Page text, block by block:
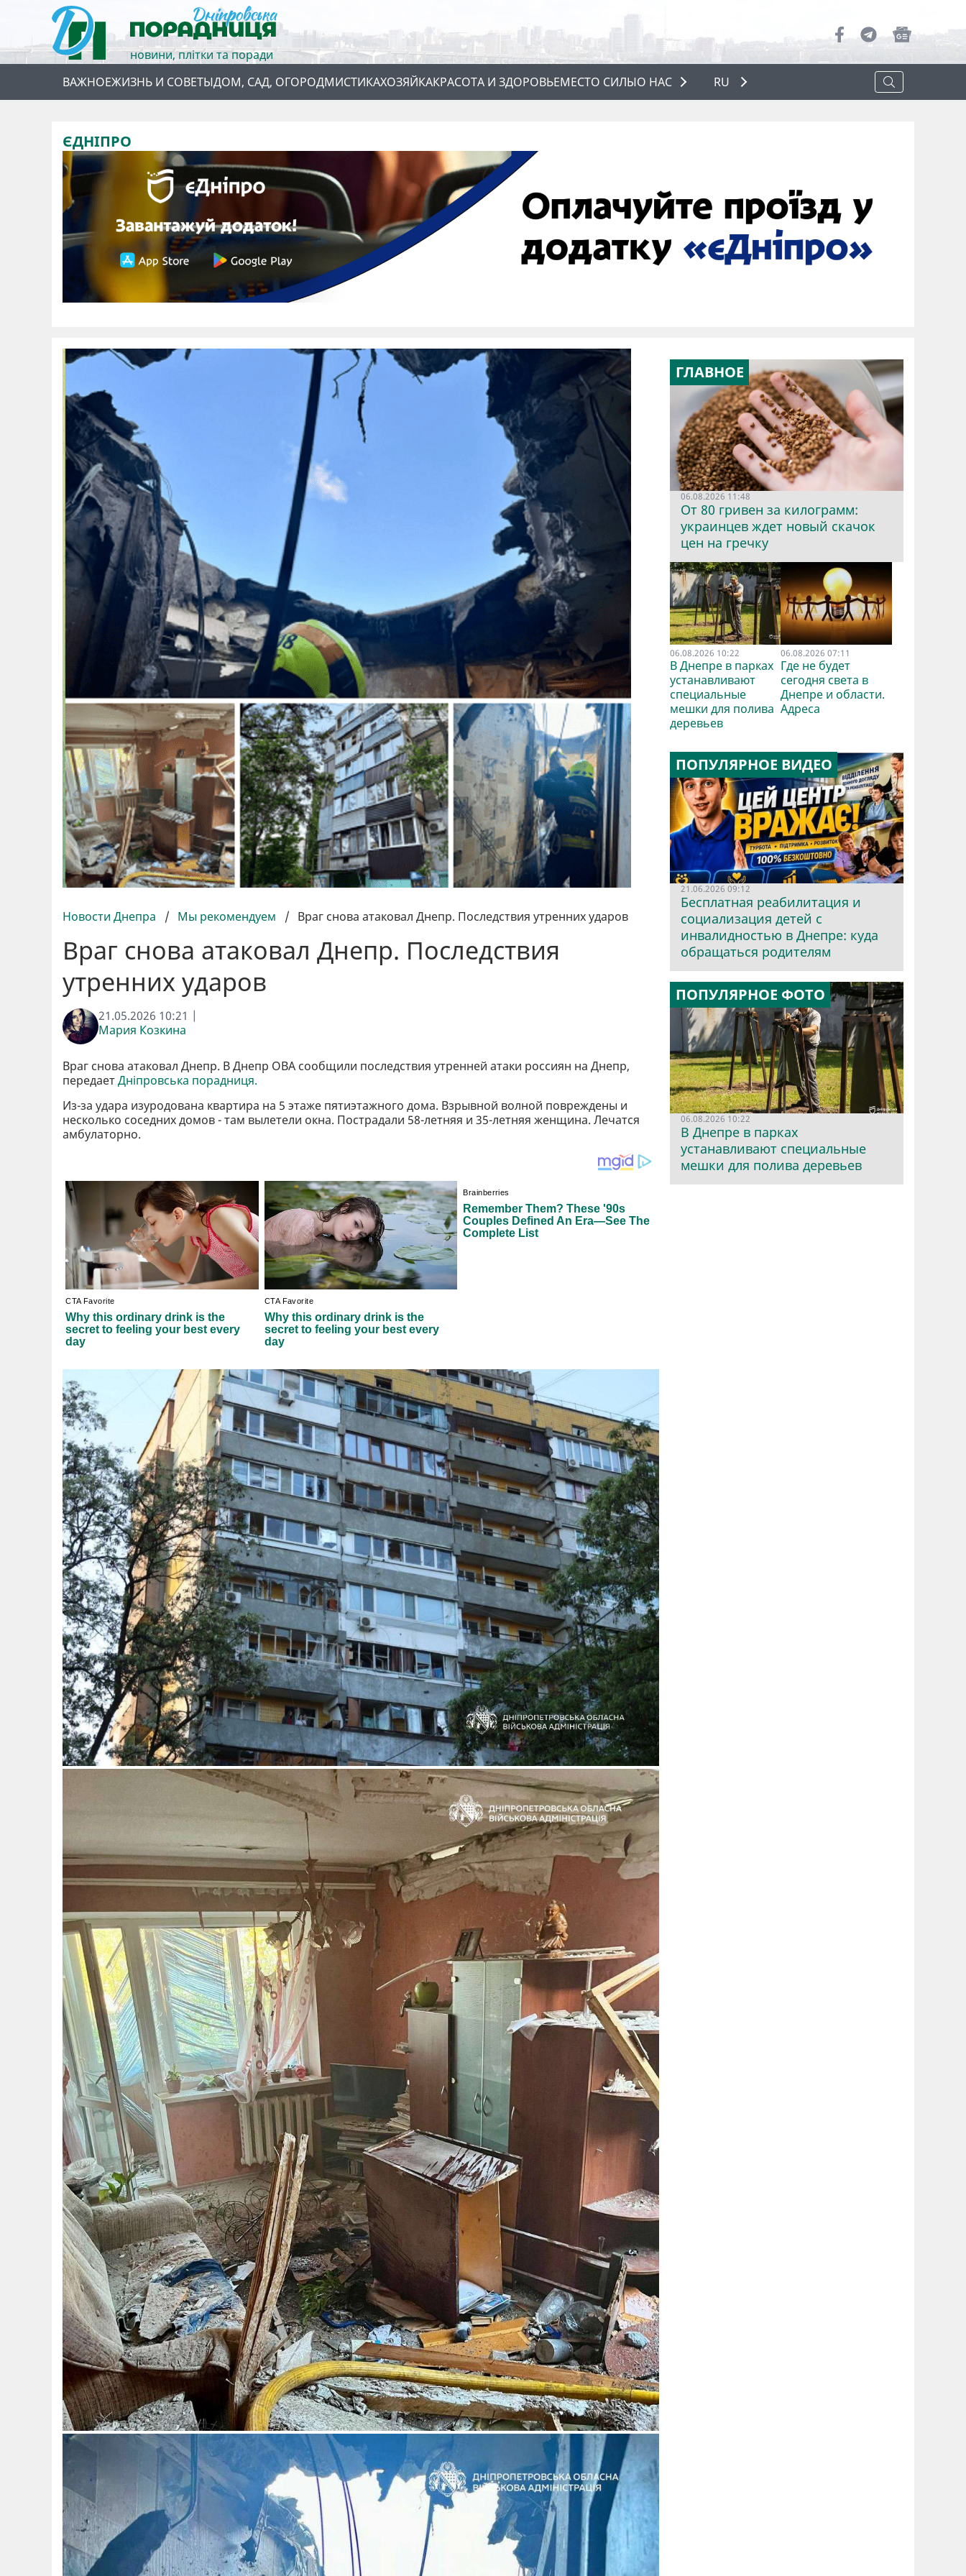
новини, плітки та поради
ВАЖНОЕЖИЗНЬ И СОВЕТЫДОМ, САД, ОГОРОДМИСТИКАХОЗЯЙКАКРАСОТА И ЗДОРОВЬЕМЕСТО СИЛЫО НАС
О НАС
RU
ЄДНІПРО
Новости Днепра / Мы рекомендуем / Враг снова атаковал Днепр. Последствия утренних ударов
Враг снова атаковал Днепр. Последствия
утренних ударов
21.05.2026 10:21 |
Мария Козкина
Враг снова атаковал Днепр. В Днепр ОВА сообщили последствия утренней атаки россиян на Днепр,
передаетДніпровська порадниця.
Из-за удара изуродована квартира на 5 этаже пятиэтажного дома. Взрывной волной повреждены и
несколько соседних домов - там вылетели окна. Пострадали 58-летняя и 35-летняя женщина. Лечатся
амбулаторно.
ГЛАВНОЕ
06.08.2026 11:48
От 80 гривен за килограмм:
украинцев ждет новый скачок
цен на гречку
06.08.2026 10:22
В Днепре в парках
устанавливают
специальные
мешки для полива
деревьев
06.08.2026 07:11
Где не будет
сегодня света в
Днепре и области.
Адреса
ПОПУЛЯРНОЕ ВИДЕО
21.06.2026 09:12
Бесплатная реабилитация и
социализация детей с
инвалидностью в Днепре: куда
обращаться родителям
ПОПУЛЯРНОЕ ФОТО
06.08.2026 10:22
В Днепре в парках
устанавливают специальные
мешки для полива деревьев